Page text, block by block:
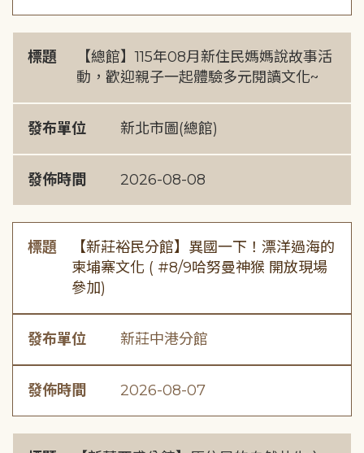
標題
【總館】115年08月新住民媽媽說故事活
動，歡迎親子一起體驗多元閱讀文化~
發布單位 新北市圖(總館)
發佈時間 2026-08-08
標題
【新莊裕民分館】異國一下！漂洋過海的
柬埔寨文化 ( #8/9哈努曼神猴 開放現場
參加)
發布單位 新莊中港分館
發佈時間 2026-08-07